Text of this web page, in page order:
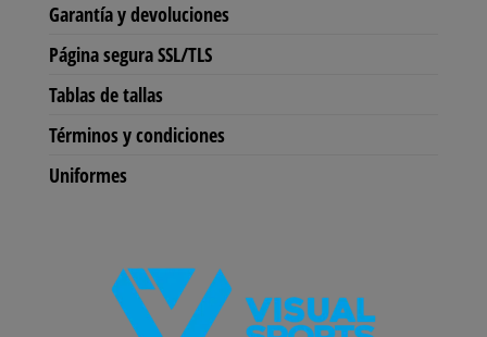
Garantía y devoluciones
Página segura SSL/TLS
Tablas de tallas
Términos y condiciones
Uniformes